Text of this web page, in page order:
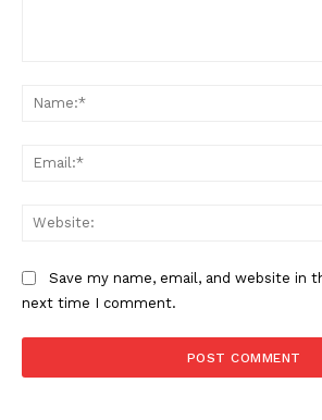
Save my name, email, and website in
next time I comment.